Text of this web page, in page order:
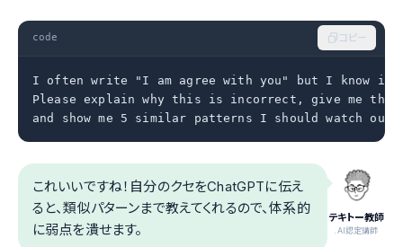
code コピー
I often write "I am agree with you" but I know it
Please explain why this is incorrect, give me the
and show me 5 similar patterns I should watch out
テキトー教師
.AI認定講師
これいいですね！自分のクセをChatGPTに伝え
ると、類似パターンまで教えてくれるので、体系的
に弱点を潰せます。